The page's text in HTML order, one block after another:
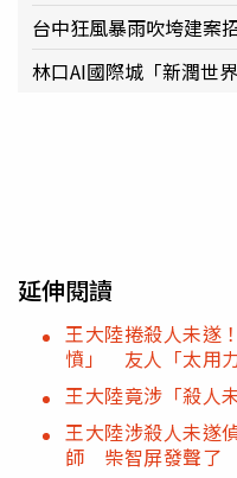
台中狂風暴雨吹垮建
林口AI國際城「新潤世
延伸閱讀
王大陸捲殺人未遂
憤」 友人「太用
王大陸竟涉「殺人
王大陸涉殺人未遂
師 柴智屏發聲了